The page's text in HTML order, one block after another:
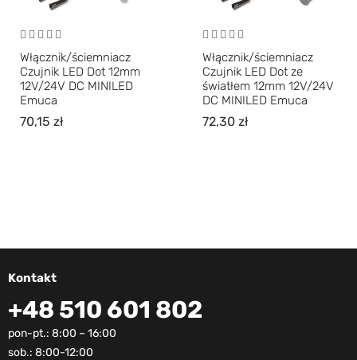
Włącznik/ściemniacz
Czujnik LED Dot 12mm
12V/24V DC MINILED
Emuca
70,15 zł
Włącznik/ściemniacz
Czujnik LED Dot ze
światłem 12mm 12V/24V
DC MINILED Emuca
72,30 zł
Kontakt
+48 510 601 802
pon-pt.: 8:00 – 16:00
sob.: 8:00-12:00